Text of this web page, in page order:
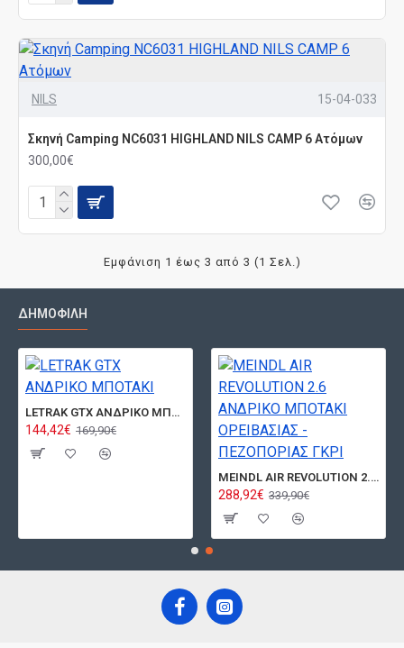
NILS 15-04-033
Σκηνή Camping NC6031 HIGHLAND NILS CAMP 6 Ατόμων
300,00€
Εμφάνιση 1 έως 3 από 3 (1 Σελ.)
ΔΗΜΟΦΙΛΉ
LETRAK GTX ΑΝΔΡΙΚΟ ΜΠΟΤΑΚΙ
144,42€ 169,90€
MEINDL AIR REVOLUTION 2.6 ΑΝΔΡΙΚΟ ΜΠΟΤΑΚΙ ΟΡΕΙΒΑΣΙΑΣ - ΠΕΖΟΠΟΡΙΑΣ ΓΚΡΙ
288,92€ 339,90€